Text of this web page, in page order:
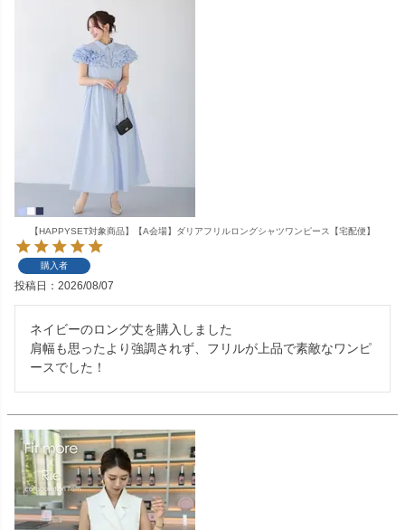
【HAPPYSET対象商品】【A会場】ダリアフリルロングシャツワンピース【宅配便】
購入者
投稿日 2026/08/07
ネイビーのロング丈を購入しました
肩幅も思ったより強調されず、フリルが上品で素敵なワンピ
ースでした！